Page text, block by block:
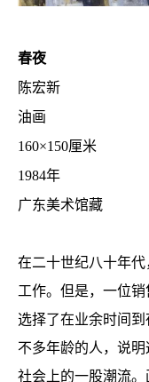
春夜
陈宏新
油画
160×150厘米
1984年
广东美术馆藏
在二十世纪八十年
工作。但是，一位
选择了在业余时间
不多年龄的人，说
社会上的一股潮流。